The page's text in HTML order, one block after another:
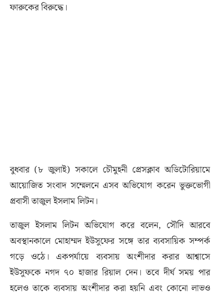
ফারুকের বিরুদ্ধে।
বুধবার (৮ জুলাই) সকালে চৌমুহনী প্রেসক্লাব অডিটোরিয়ামে
আয়োজিত সংবাদ সম্মেলনে এসব অভিযোগ করেন ভুক্তভোগী
প্রবাসী তাজুল ইসলাম লিটন।
তাজুল ইসলাম লিটন অভিযোগ করে বলেন, সৌদি আরবে
অবস্থানকালে মোহাম্মদ ইউসুফের সঙ্গে তার ব্যবসায়িক সম্পর্ক
গড়ে ওঠে। একপর্যায়ে ব্যবসায় অংশীদার করার আশ্বাসে
ইউসুফকে নগদ ৭০ হাজার রিয়াল দেন। তবে দীর্ঘ সময় পার
হলেও তাকে ব্যবসায় অংশীদার করা হয়নি এবং কোনো লাভও